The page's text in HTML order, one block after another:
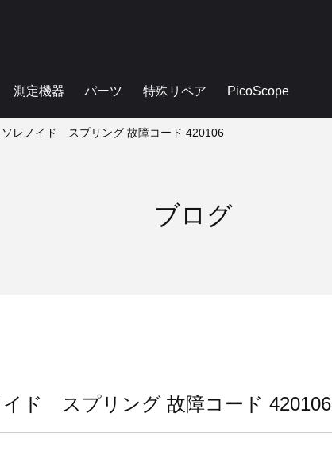
測定機器 パーツ 特殊リペア PicoScope
ソレノイド スプリング 故障コード 420106
ブログ
ド スプリング 故障コード 420106